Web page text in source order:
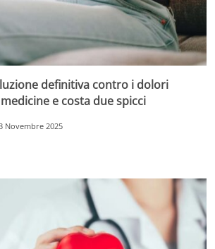
definitiva contro i dolori
e costa due spicci
Novembre 2025